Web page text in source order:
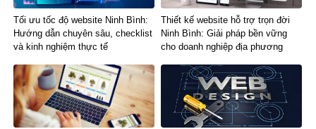
Tối ưu tốc độ website Ninh Bình:
Hướng dẫn chuyên sâu, checklist
và kinh nghiệm thực tế
Thiết kế website hỗ trợ trọn đời
Ninh Bình: Giải pháp bền vững
cho doanh nghiệp địa phương